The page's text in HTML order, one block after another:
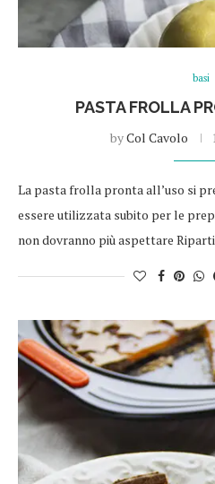
basi
PASTA FROLLA
byCol Cavolo
La pasta frolla pronta all’uso si
essere utilizzata subito per le
non dovranno più aspettare